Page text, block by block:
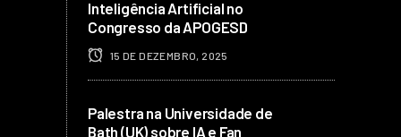
Inteligência Artificial no
Congresso da APOGESD
15 DE DEZEMBRO, 2025
Palestra na Universidade de
Bath (UK) sobre IA e Fan